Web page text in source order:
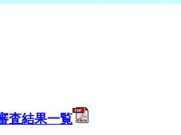
査結果一覧